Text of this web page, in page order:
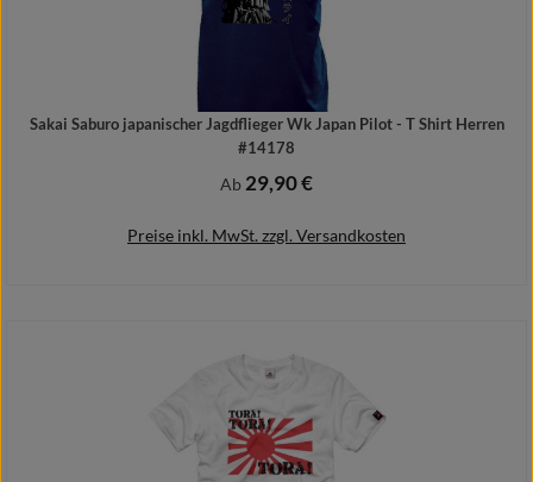
Sakai Saburo japanischer Jagdflieger Wk Japan Pilot - T Shirt Herren
#14178
Regulärer Preis:
Ab29,90 €
Preise inkl. MwSt. zzgl. Versandkosten
Details